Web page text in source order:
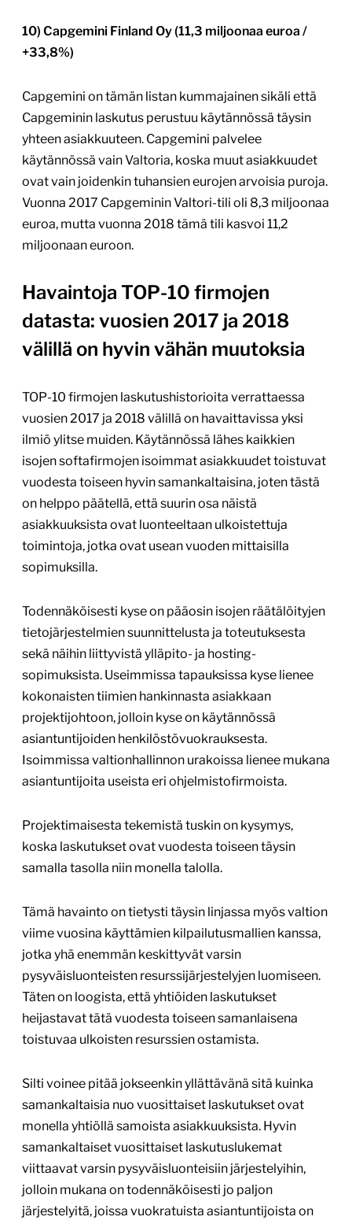
10) Capgemini Finland Oy (11,3 miljoonaa euroa /
+33,8%)
Capgemini on tämän listan kummajainen sikäli että
Capgeminin laskutus perustuu käytännössä täysin
yhteen asiakkuuteen. Capgemini palvelee
käytännössä vain Valtoria, koska muut asiakkuudet
ovat vain joidenkin tuhansien eurojen arvoisia puroja.
Vuonna 2017 Capgeminin Valtori-tili oli 8,3 miljoonaa
euroa, mutta vuonna 2018 tämä tili kasvoi 11,2
miljoonaan euroon.
Havaintoja TOP-10 firmojen
datasta: vuosien 2017 ja 2018
välillä on hyvin vähän muutoksia
TOP-10 firmojen laskutushistorioita verrattaessa
vuosien 2017 ja 2018 välillä on havaittavissa yksi
ilmiö ylitse muiden. Käytännössä lähes kaikkien
isojen softafirmojen isoimmat asiakkuudet toistuvat
vuodesta toiseen hyvin samankaltaisina, joten tästä
on helppo päätellä, että suurin osa näistä
asiakkuuksista ovat luonteeltaan ulkoistettuja
toimintoja, jotka ovat usean vuoden mittaisilla
sopimuksilla.
Todennäköisesti kyse on pääosin isojen räätälöityjen
tietojärjestelmien suunnittelusta ja toteutuksesta
sekä näihin liittyvistä ylläpito- ja hosting-
sopimuksista. Useimmissa tapauksissa kyse lienee
kokonaisten tiimien hankinnasta asiakkaan
projektijohtoon, jolloin kyse on käytännössä
asiantuntijoiden henkilöstövuokrauksesta.
Isoimmissa valtionhallinnon urakoissa lienee mukana
asiantuntijoita useista eri ohjelmistofirmoista.
Projektimaisesta tekemistä tuskin on kysymys,
koska laskutukset ovat vuodesta toiseen täysin
samalla tasolla niin monella talolla.
Tämä havainto on tietysti täysin linjassa myös valtion
viime vuosina käyttämien kilpailutusmallien kanssa,
jotka yhä enemmän keskittyvät varsin
pysyväisluonteisten resurssijärjestelyjen luomiseen.
Täten on loogista, että yhtiöiden laskutukset
heijastavat tätä vuodesta toiseen samanlaisena
toistuvaa ulkoisten resurssien ostamista.
Silti voinee pitää jokseenkin yllättävänä sitä kuinka
samankaltaisia nuo vuosittaiset laskutukset ovat
monella yhtiöllä samoista asiakkuuksista. Hyvin
samankaltaiset vuosittaiset laskutuslukemat
viittaavat varsin pysyväisluonteisiin järjestelyihin,
jolloin mukana on todennäköisesti jo paljon
järjestelyitä, joissa vuokratuista asiantuntijoista on